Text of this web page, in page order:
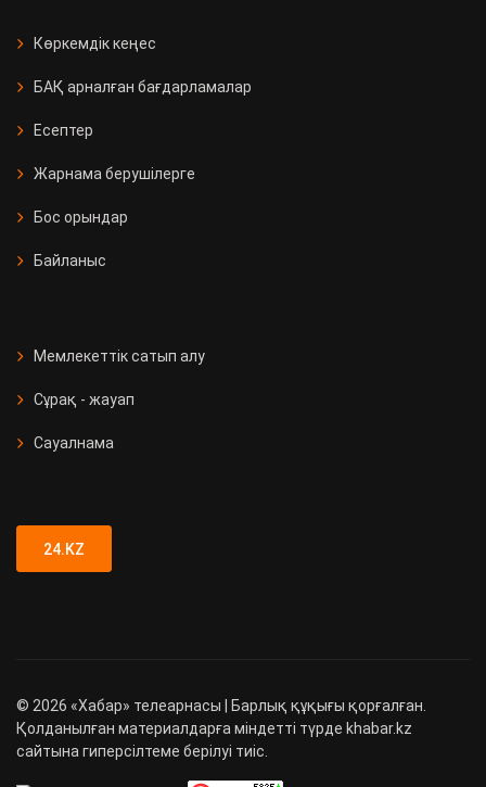
Көркемдік кеңес
БАҚ арналған бағдарламалар
Есептер
Жарнама берушілерге
Бос орындар
Байланыс
Мемлекеттік сатып алу
Сұрақ - жауап
Сауалнама
24.KZ
© 2026 «Хабар» телеарнасы | Барлық құқығы қорғалған.
Қолданылған материалдарға міндетті түрде khabar.kz
сайтына гиперсілтеме берілуі тиіс.